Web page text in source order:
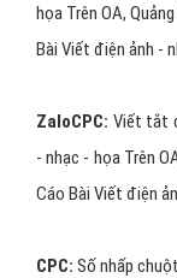
họa Trên OA,
Bài Viết điện ảnh -
ZaloCPC: Viết tắt
- nhạc - họa Trên
Cáo Bài Viết điện
CPC: Số nhấp